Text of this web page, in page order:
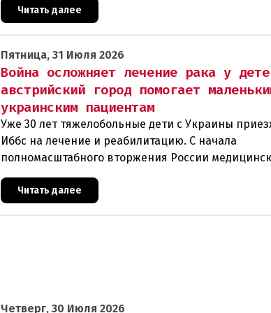
Читать далее
Пятница, 31 Июля 2026
Война осложняет лечение рака у
австрийский город помогает
украинским пациентам
Уже 30 лет тяжелобольные дети с Украины
Иббс на лечение и реабилитацию. С начала
полномасштабного вторжения России
помощь на родине стала еще менее
Чернобыля
Читать далее
Четверг, 30 Июля 2026